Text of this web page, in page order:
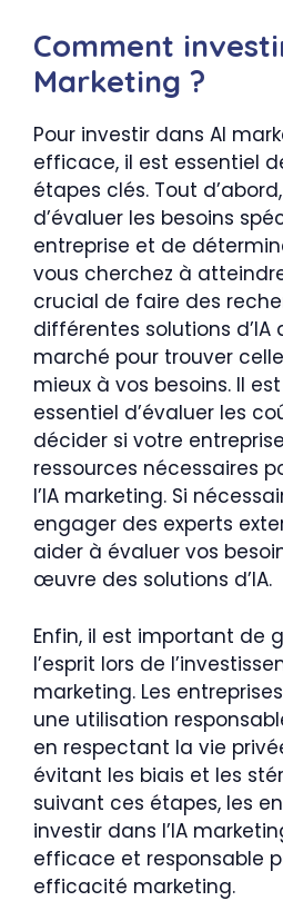
Comment
Marketing ?
Pour investir dans AI
efficace, il est essentiel
étapes clés. Tout
d’évaluer les besoins
entreprise et de
vous cherchez à
crucial de faire des
différentes solutions d’IA
marché pour trouver
mieux à vos besoins. Il
essentiel d’évaluer les
décider si votre
ressources nécessaires
l’IA marketing. Si
engager des experts
aider à évaluer vos
œuvre des solutions d’IA.
Enfin, il est important de
l’esprit lors de
marketing. Les
une utilisation
en respectant la vie
évitant les biais et les
suivant ces étapes, les
investir dans l’IA
efficace et responsable
efficacité marketing.